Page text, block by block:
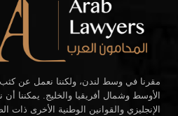
مقرنا في وسط لندن، ولكننا نعمل عن
الأوسط وشمال أفريقيا والخليج. يمكننا
الإنجليزي والقوانين الوطنية الأخرى